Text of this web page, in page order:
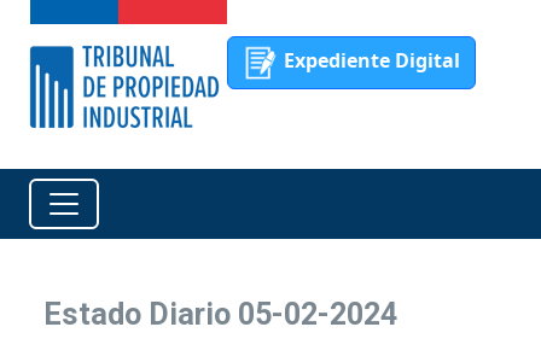
Expediente Digital
Estado Diario 05-02-2024